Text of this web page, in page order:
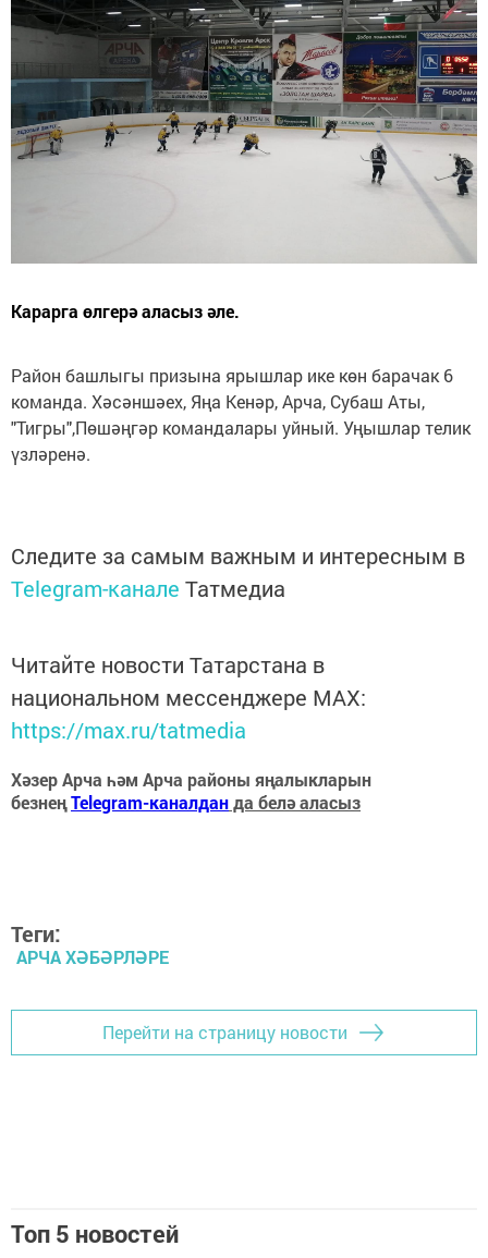
Карарга өлгерә аласыз әле.
Район башлыгы призына ярышлар ике көн барачак 6
команда. Хәсәншәех, Яңа Кенәр, Арча, Субаш Аты,
"Тигры",Пөшәңгәр командалары уйный. Уңышлар телик
үзләренә.
Следите за самым важным и интересным в
Telegram-канале Татмедиа
Читайте новости Татарстана в
национальном мессенджере MАХ:
https://max.ru/tatmedia
Хәзер Арча һәм Арча районы яңалыкларын
безнеңTelegram-каналданда белә аласыз
Теги:
АРЧА ХӘБӘРЛӘРЕ
Перейти на страницу новости
Топ 5 новостей